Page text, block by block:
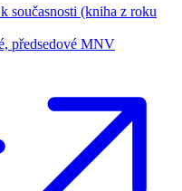
současnosti (kniha z roku
předsedové MNV